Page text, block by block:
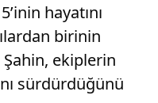
hayatını
birinin
ekiplerin
sürdürdüğünü